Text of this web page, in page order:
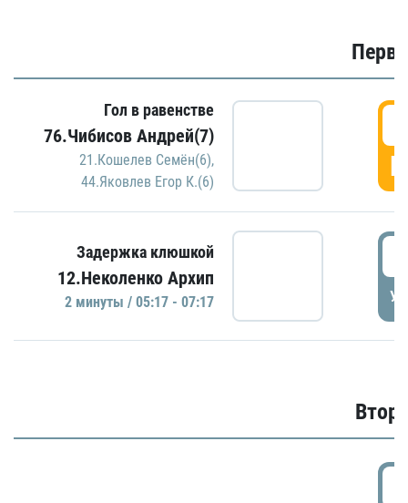
Гол в равенстве
76.Чибисов Андрей(7)
21.Кошелев Семён(6),
44.Яковлев Егор К.(6)
Задержка клюшкой
12.Неколенко Архип
2 минуты / 05:17 - 07:17